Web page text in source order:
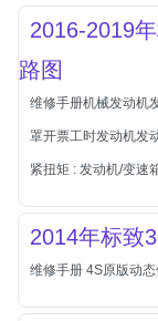
长丰猎豹
长安-凯程
长安-欧尚
长安-睿行
长安-跨越
D
DS
DS
2016-2019
路图
维修手册机械发动机
罩开票工时发动机发
紧扭矩 : 发动机/变速
2014年标致
维修手册 4S原版动